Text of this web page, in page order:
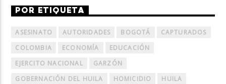
POR ETIQUETA
ASESINATO AUTORIDADES BOGOTÁ
CAPTURADOS
COLOMBIA
ECONOMÍA
EDUCACIÓN
EJERCITO NACIONAL
GARZÓN
GOBERNACIÓN DEL HUILA
HOMICIDIO
HUILA